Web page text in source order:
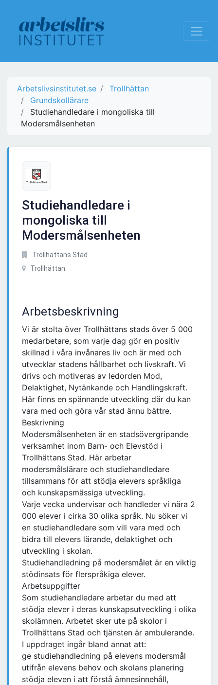
Arbetslivsinstitutet.se
Trollhättan
Grundskollärare
Studiehandledare i mongoliska till
Modersmålsenheten
Studiehandledare i
mongoliska till
Modersmålsenheten
Trollhättans Stad
Trollhättan
Arbetsbeskrivning
Vi är stolta över Trollhättans stads över 5 000
medarbetare, som varje dag gör en positiv
skillnad i våra invånares liv och är med och
utvecklar stadens hållbarhet och livskraft. Vi
drivs och motiveras av ledorden Mod,
Delaktighet, Nytänkande och Handlingskraft.
Här finns en spännande utveckling där du kan
vara med och göra vår stad ännu bättre.
Beskrivning
Modersmålsenheten är en stadsövergripande
verksamhet inom Barn- och Elevstöd i
Trollhättans Stad. Här arbetar
modersmålslärare och studiehandledare
tillsammans för att stödja elevers språkliga
och kunskapsmässiga utveckling.
Varje vecka undervisar och handleder vi nära 2
000 elever i cirka 30 olika språk. Nu söker vi
en studiehandledare som vill vara med och
bidra till elevers lärande, delaktighet och
utveckling i skolan.
Studiehandledning på modersmålet är en viktig
stödinsats för flerspråkiga elever.
Arbetsuppgifter
Som studiehandledare arbetar du med att
stödja elever i deras kunskapsutveckling i olika
skolämnen. Arbetet sker ute på skolor i
Trollhättans Stad och tjänsten är ambulerande.
I uppdraget ingår bland annat att:
ge studiehandledning på elevens modersmål
utifrån elevens behov och skolans planering
stödja eleven i att förstå ämnesinnehåll,